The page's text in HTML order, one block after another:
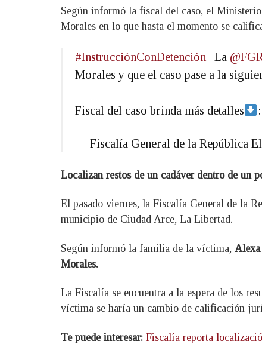
Según informó la fiscal del caso, el
Morales en lo que hasta el momento se
#InstrucciónConDetención | La
Morales y que el caso pase a la
Fiscal del caso brinda más detalles :
— Fiscalía General de la República
Localizan restos de un cadáver dentro de un
El pasado viernes, la Fiscalía General de la
municipio de Ciudad Arce, La Libertad.
Según informó la familia de la víctima, Alexa
Morales.
La Fiscalía se encuentra a la espera de los
víctima se haría un cambio de calificación
Te puede interesar: Fiscalía reporta